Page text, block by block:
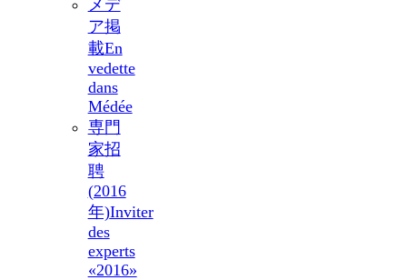
メデ
ア掲
載En
vedette
dans
Médée
専門
家招
聘
(2016
年)Inviter
des
experts
«2016»